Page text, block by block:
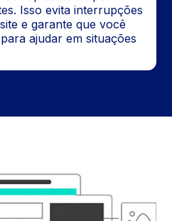
Isso evita interrupções
e garante que você
ajudar em situações